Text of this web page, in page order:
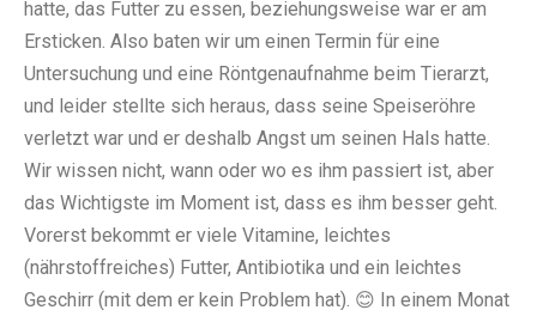
hatte, das Futter zu essen, beziehungsweise war er am
Ersticken. Also baten wir um einen Termin für eine
Untersuchung und eine Röntgenaufnahme beim Tierarzt,
und leider stellte sich heraus, dass seine Speiseröhre
verletzt war und er deshalb Angst um seinen Hals hatte.
Wir wissen nicht, wann oder wo es ihm passiert ist, aber
das Wichtigste im Moment ist, dass es ihm besser geht.
Vorerst bekommt er viele Vitamine, leichtes
(nährstoffreiches) Futter, Antibiotika und ein leichtes
Geschirr (mit dem er kein Problem hat). 😊 In einem Monat